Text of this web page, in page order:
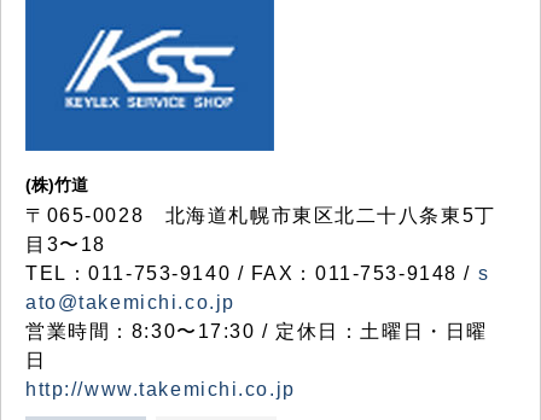
(株)竹道
〒065-0028 北海道札幌市東区北二十八条東5丁
目3〜18
TEL：011-753-9140 / FAX：011-753-9148 / s
ato@takemichi.co.jp
営業時間：8:30〜17:30 / 定休日：土曜日・日曜
日
http://www.takemichi.co.jp